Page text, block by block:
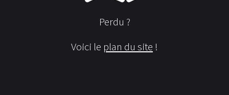
Perdu ?
Voici le plan du site !